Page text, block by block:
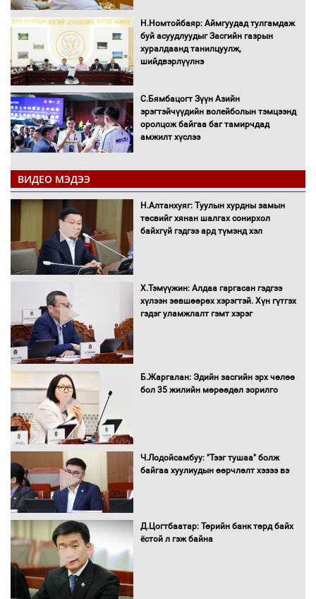
Н.Номтойбаяр: Аймгуудад тулгамдаж
буй асуудлуудыг Засгийн газрын
хуралдаанд танилцуулж,
шийдвэрлүүлнэ
С.Бямбацогт Зүүн Азийн
эрэгтэйчүүдийн волейболын тэмцээнд
оролцож байгаа баг тамирчдад
амжилт хүслээ
Автобензин, дизель түлшний онцгой
албан татварыг тэглэлээ
Санхүүгийн хэмнэлтийн горимд эрүүл
мэндийн салбар хамаарахгүй
Нөөцийн махны худалдаа,
борлуулалтыг нээлттэй ил тод
Монгол Улс “COP17”-д “Тал хээрийн
төлөвлөгөө”-гөө танилцуулна
16 төрлийн эмийг нэг эх үүсвэрээс
ВИДЕО МЭДЭЭ
Н.Алтанхуяг: Туулын хурдны замын
төсвийг хянан шалгах сонирхол
байхгүй гэдгээ ард түмэнд хэл
Х.Тэмүүжин: Алдаа гаргасан гэдгээ
хүлээн зөвшөөрөх хэрэгтэй. Хүн гүтгэх
гэдэг уламжлалт гэмт хэрэг
Б.Жаргалан: Эдийн засгийн эрх чөлөө
бол 35 жилийн мөрөөдөл зорилго
Ч.Лодойсамбуу: "Тээг тушаа" болж
байгаа хуулиудын өөрчлөлт хэзээ вэ
Д.Цогтбаатар: Төрийн банк төрд байх
ёстой л гэж байна